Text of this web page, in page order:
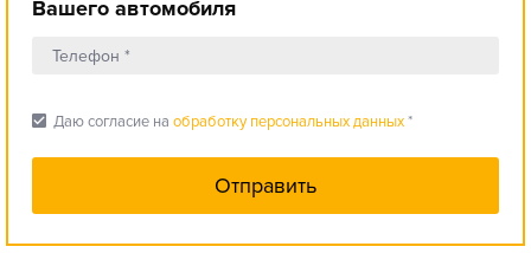
Вашего автомобиля
check_box Даю согласие на обработку персональных данных*